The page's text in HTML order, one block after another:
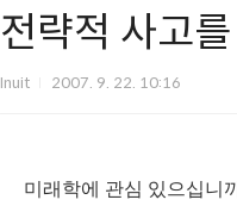
전략적 사고
Inuit 2007. 9. 22. 10:16
미래학에 관심 있으십니